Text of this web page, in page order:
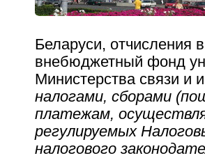
Беларуси, отчисления
внебюджетный фонд
Министерства связи и
налогами, сборами
платежам,
регулируемых
налогового